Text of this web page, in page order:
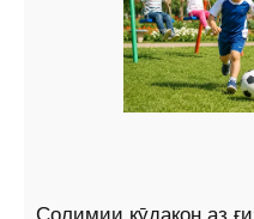
Солимии кӯдакон аз